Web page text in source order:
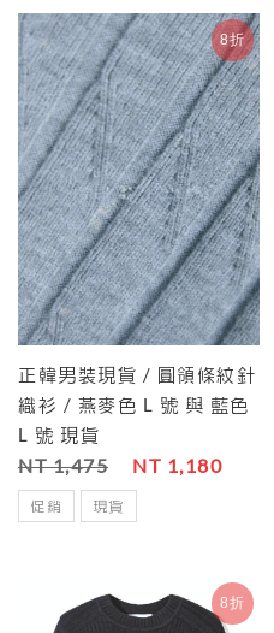
8折
正韓男裝現貨 / 圓領條紋針
織衫 / 燕麥色 L 號 與 藍色
L 號 現貨
NT 1,475 NT 1,180
促銷 現貨
8折